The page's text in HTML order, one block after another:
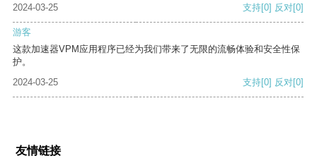
2024-03-25 支持[0] 反对[0]
游客
这款加速器VPM应用程序已经为我们带来了无限的流畅体验和安全性保
护。
2024-03-25
支持[0] 反对[0]
友情链接